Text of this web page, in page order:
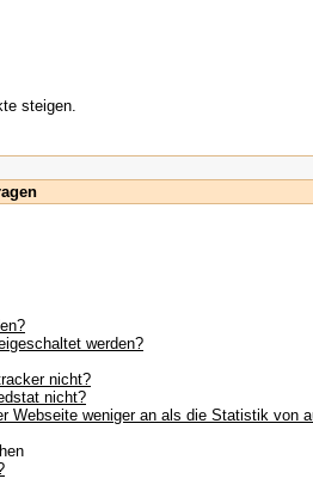
steigen.
werden?
nicht?
nicht?
Webseite weniger an als die Statistik von